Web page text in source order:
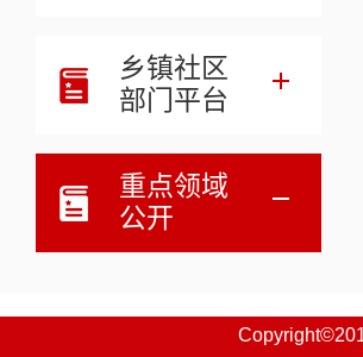
乡镇社区
部门平台
重点领域
公开